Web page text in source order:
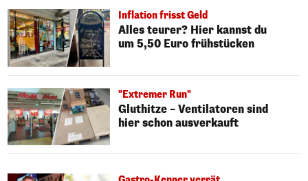
Inflation frisst Geld
Alles teurer? Hier kannst du
um 5,50 Euro frühstücken
"Extremer Run"
Gluthitze – Ventilatoren sind
hier schon ausverkauft